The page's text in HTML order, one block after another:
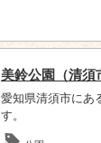
美鈴公園（清須
愛知県清須市にあ
す。